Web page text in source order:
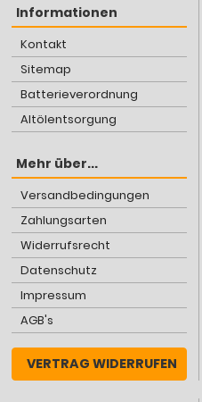
Informationen
Kontakt
Sitemap
Batterieverordnung
Altölentsorgung
Mehr über...
Versandbedingungen
Zahlungsarten
Widerrufsrecht
Datenschutz
Impressum
AGB's
VERTRAG WIDERRUFEN